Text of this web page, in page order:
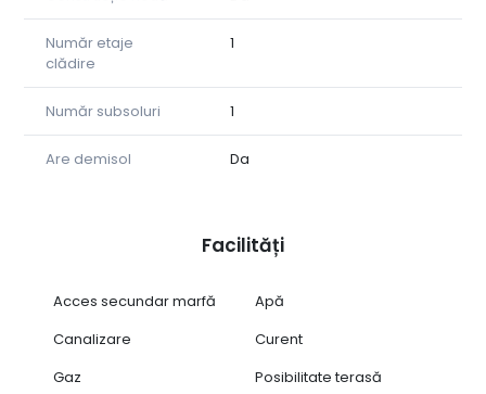
Pentru vizionări și detalii suplimentare, mă puteți
contacta la 0779 263 491 – Ema Popa.
Număr etaje
clădire
1
Număr subsoluri 1
Are demisol Da
Facilități
Acces secundar marfă
Apă
Canalizare
Curent
Gaz
Posibilitate terasă